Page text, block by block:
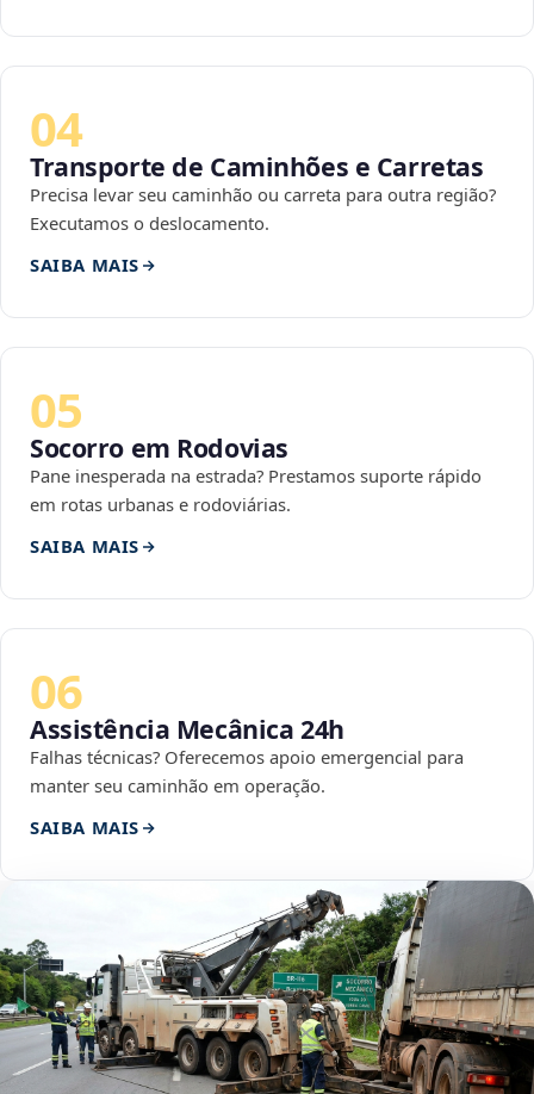
04
Transporte de Caminhões e Carretas
Precisa levar seu caminhão ou carreta para outra região?
Executamos o deslocamento.
SAIBA MAIS
05
Socorro em Rodovias
Pane inesperada na estrada? Prestamos suporte rápido
em rotas urbanas e rodoviárias.
SAIBA MAIS
06
Assistência Mecânica 24h
Falhas técnicas? Oferecemos apoio emergencial para
manter seu caminhão em operação.
SAIBA MAIS